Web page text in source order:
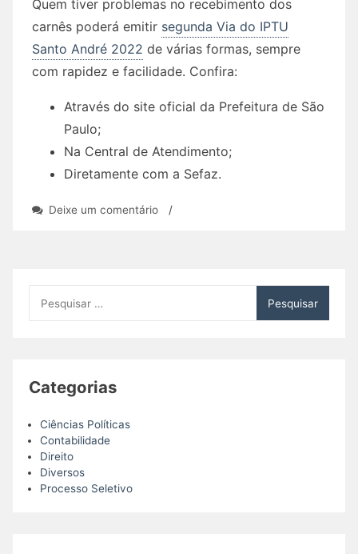
Quem tiver problemas no recebimento dos
carnês poderá emitir segunda Via do IPTU
Santo André 2022 de várias formas, sempre
com rapidez e facilidade. Confira:
Através do site oficial da Prefeitura de São
Paulo;
Na Central de Atendimento;
Diretamente com a Sefaz.
Deixe um comentárioem/
por:
Categorias
Ciências Políticas
Contabilidade
Direito
Diversos
Processo Seletivo